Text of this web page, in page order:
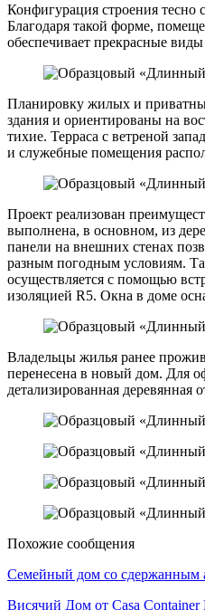
Конфигурация строения тесно
Благодаря такой форме,
обеспечивает прекрасные
Планировку жилых и
здания и ориентированы на
тихие. Терраса с ветреной
и служебные помещения
Проект реализован
выполнена, в основном, из
панели на внешних стенах
разным погодным условиям.
осуществляется с помощью
изоляцией R5. Окна в доме
Владельцы жилья ранее
перенесена в новый дом. Для
детализированная
Похожие сообщения
Семейный дом со сдержанным
Висячий Дом от Casa Container